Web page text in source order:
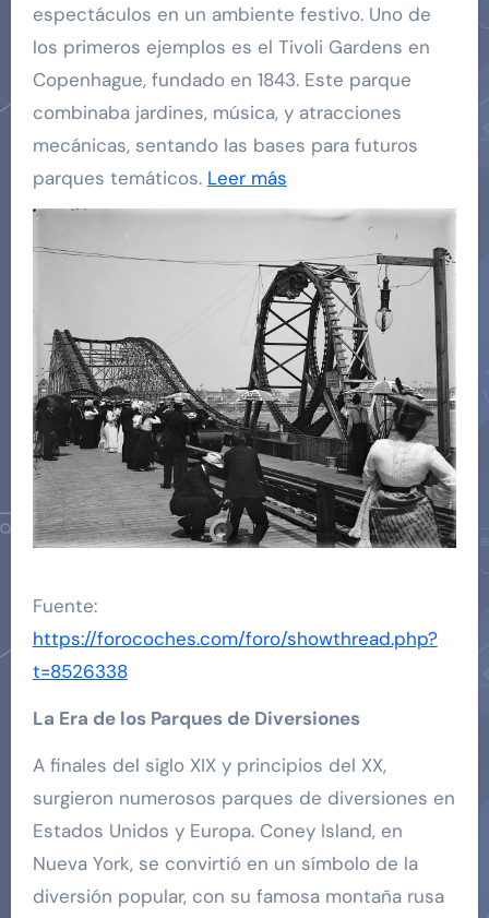
espectáculos en un ambiente festivo. Uno de
los primeros ejemplos es el Tivoli Gardens en
Copenhague, fundado en 1843. Este parque
combinaba jardines, música, y atracciones
mecánicas, sentando las bases para futuros
parques temáticos. Leer más
Fuente:
https://forocoches.com/foro/showthread.php?
t=8526338
La Era de los Parques de Diversiones
A finales del siglo XIX y principios del XX,
surgieron numerosos parques de diversiones en
Estados Unidos y Europa. Coney Island, en
Nueva York, se convirtió en un símbolo de la
diversión popular, con su famosa montaña rusa